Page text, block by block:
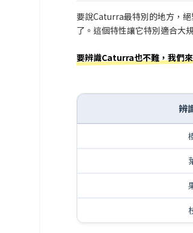
要說Caturra最特別的地方，
了。這個特性讓它特別適合大
要辨識Caturra也不難，我們
辨